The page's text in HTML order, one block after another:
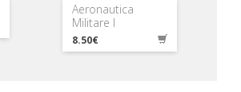
Aeronautica
Militare I
8.50€